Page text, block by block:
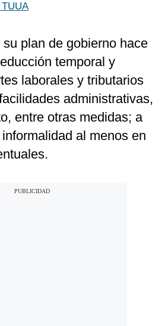
plan de gobierno hace
temporal y
laborales y tributarios
administrativas,
entre otras medidas; a
al menos en